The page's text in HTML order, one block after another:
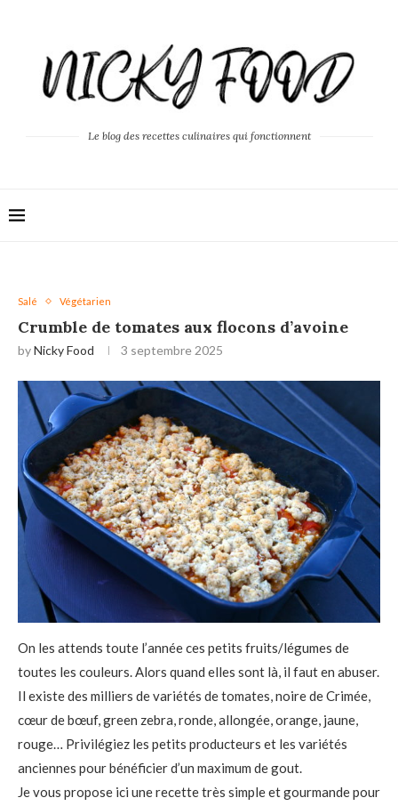
Le blog des recettes culinaires qui fonctionnent
Salé Végétarien
Crumble de tomates aux flocons d’avoine
byNicky Food 3 septembre 2025
On les attends toute l’année ces petits fruits/légumes de
toutes les couleurs. Alors quand elles sont là, il faut en abuser.
Il existe des milliers de variétés de tomates, noire de Crimée,
cœur de bœuf, green zebra, ronde, allongée, orange, jaune,
rouge… Privilégiez les petits producteurs et les variétés
anciennes pour bénéficier d’un maximum de gout.
Je vous propose ici une recette très simple et gourmande pour